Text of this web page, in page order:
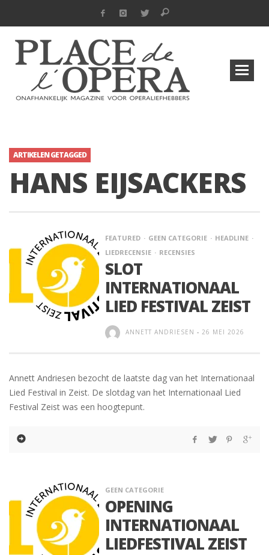
ARTIKELEN GETAGGED
HANS EIJSACKERS
FEATURED GEEN CATEGORIE
HEADLINE
LIEDRECENSIE
RECENSIES
SLOT
INTERNATIONAAL
LIED FESTIVAL ZEIST
ANNETT ANDRIESEN - 26 MEI 2026
Annett Andriesen bezocht de laatste dag van het Internationaal
Lied Festival in Zeist. De slotdag van het Internationaal Lied
Festival Zeist was een hoogtepunt.
GEEN CATEGORIE
OPENING
INTERNATIONAAL
LIEDFESTIVAL ZEIST